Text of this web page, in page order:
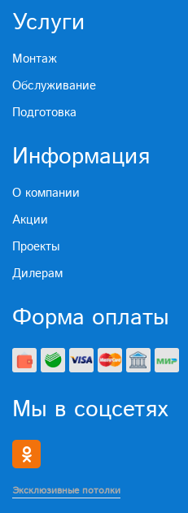
Услуги
Монтаж
Обслуживание
Подготовка
Информация
О компании
Акции
Проекты
Дилерам
Форма оплаты
Мы в соцсетях
Эксклюзивные потолки